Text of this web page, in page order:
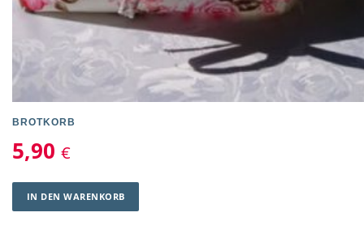
BROTKORB
5,90 €
IN DEN WARENKORB